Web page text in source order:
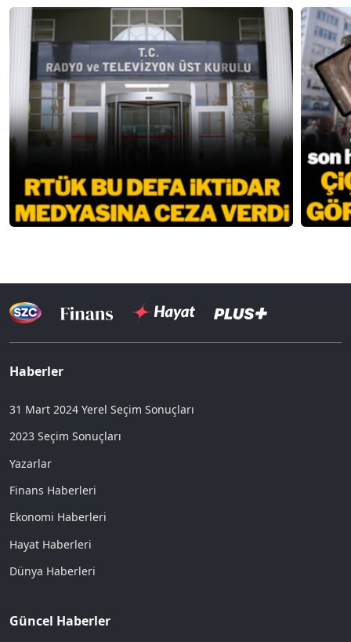
Haberler
31 Mart 2024 Yerel Seçim Sonuçları
2023 Seçim Sonuçları
Yazarlar
Finans Haberleri
Ekonomi Haberleri
Hayat Haberleri
Dünya Haberleri
Güncel Haberler